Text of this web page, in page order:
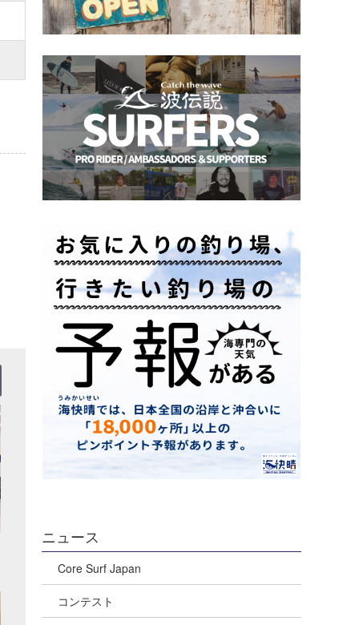
ニュース
Core Surf Japan
コンテスト